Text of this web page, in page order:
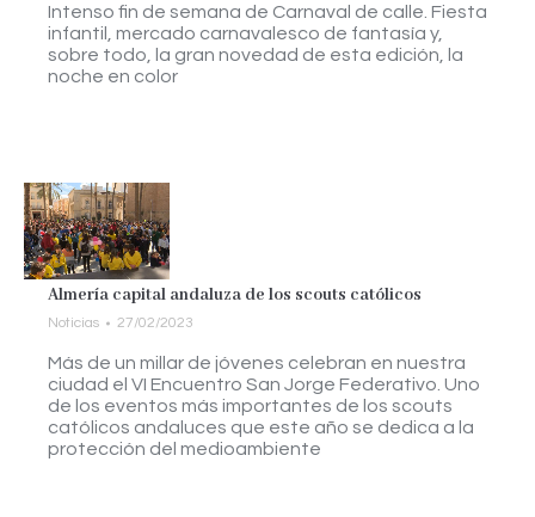
Intenso fin de semana de Carnaval de calle. Fiesta
infantil, mercado carnavalesco de fantasía y,
sobre todo, la gran novedad de esta edición, la
noche en color
Almería capital andaluza de los scouts católicos
Noticias 27/02/2023
Más de un millar de jóvenes celebran en nuestra
ciudad el VI Encuentro San Jorge Federativo. Uno
de los eventos más importantes de los scouts
católicos andaluces que este año se dedica a la
protección del medioambiente